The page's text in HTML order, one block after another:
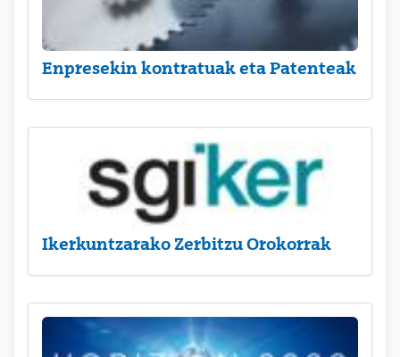
Enpresekin kontratuak eta Patenteak
Ikerkuntzarako Zerbitzu Orokorrak